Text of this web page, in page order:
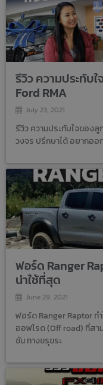
รีวิว ความประทับ
Ford RMA
July 23, 2021
รีวิว ความประทับใจของ
วงจร ปรึกษาได้ อยากอ
ฟอร์ด Ranger
น่าใช้ที่สุด
June 29, 2021
ฟอร์ด Ranger Raptor ท
ออฟโรด (Off road) ที่สา
ชัน ทางขรุขระ